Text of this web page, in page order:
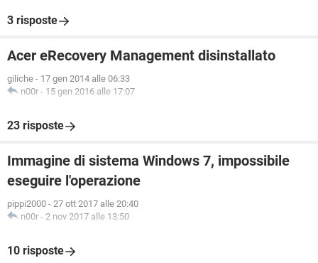
3 risposte
Acer eRecovery Management disinstallato
giliche - 17 gen 2014 alle 06:33
n00r - 15 gen 2016 alle 17:07
23 risposte
Immagine di sistema Windows 7, impossibile
eseguire l'operazione
pippi2000 - 27 ott 2017 alle 20:40
n00r - 2 nov 2017 alle 13:50
10 risposte